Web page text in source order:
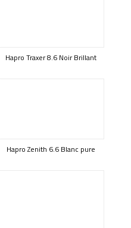
Hapro Traxer 8.6 Noir Brillant
Hapro Zenith 6.6 Blanc pure